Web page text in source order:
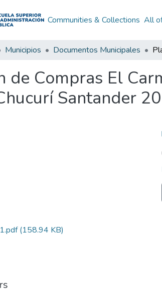
Communities & Collections All
Municipios Documentos Municipales
de Compras El
Santander
(158.94 KB)